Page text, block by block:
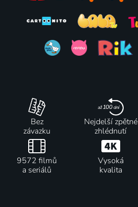
Bez
závazku
Nejdelší zpětné
zhlédnutí
9572 filmů
a seriálů
Vysoká
kvalita